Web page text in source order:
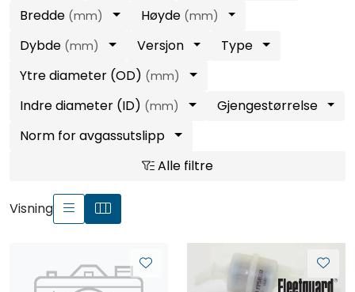
Bredde (mm) Høyde (mm)
Dybde (mm) Versjon
Type
Ytre diameter (OD) (mm)
Indre diameter (ID) (mm)
Gjengestørrelse
Norm for avgassutslipp
Alle filtre
Visning
KONTAKT OSS
TILBUD